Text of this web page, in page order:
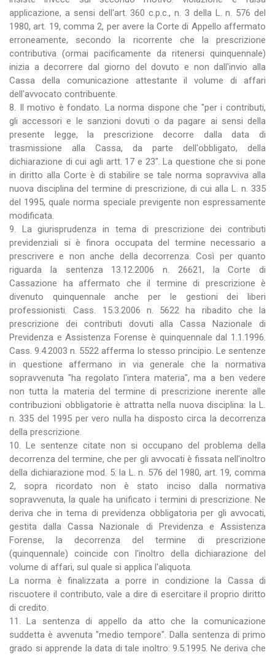
applicazione, a sensi dell'art. 360 c.p.c., n. 3 della L. n. 576 del
1980, art. 19, comma 2, per avere la Corte di Appello affermato
erroneamente, secondo la ricorrente che la prescrizione
contributiva (ormai pacificamente da ritenersi quinquennale)
inizia a decorrere dal giorno del dovuto e non dall'invio alla
Cassa della comunicazione attestante il volume di affari
dell'avvocato contribuente.
8. Il motivo è fondato. La norma dispone che "per i contributi,
gli accessori e le sanzioni dovuti o da pagare ai sensi della
presente legge, la prescrizione decorre dalla data di
trasmissione alla Cassa, da parte dell'obbligato, della
dichiarazione di cui agli artt. 17 e 23". La questione che si pone
in diritto alla Corte è di stabilire se tale norma sopravviva alla
nuova disciplina del termine di prescrizione, di cui alla L. n. 335
del 1995, quale norma speciale previgente non espressamente
modificata.
9. La giurisprudenza in tema di prescrizione dei contributi
previdenziali si è finora occupata del termine necessario a
prescrivere e non anche della decorrenza. Così per quanto
riguarda la sentenza 13.12.2006 n. 26621, la Corte di
Cassazione ha affermato che il termine di prescrizione è
divenuto quinquennale anche per le gestioni dei liberi
professionisti. Cass. 15.3.2006 n. 5622 ha ribadito che la
prescrizione dei contributi dovuti alla Cassa Nazionale di
Previdenza e Assistenza Forense è quinquennale dal 1.1.1996.
Cass. 9.4.2003 n. 5522 afferma lo stesso principio. Le sentenze
in questione affermano in via generale che la normativa
sopravvenuta "ha regolato l'intera materia", ma a ben vedere
non tutta la materia del termine di prescrizione inerente alle
contribuzioni obbligatorie è attratta nella nuova disciplina: la L.
n. 335 del 1995 per vero nulla ha disposto circa la decorrenza
della prescrizione.
10. Le sentenze citate non si occupano del problema della
decorrenza del termine, che per gli avvocati è fissata nell'inoltro
della dichiarazione mod. 5: la L. n. 576 del 1980, art. 19, comma
2, sopra ricordato non è stato inciso dalla normativa
sopravvenuta, la quale ha unificato i termini di prescrizione. Ne
deriva che in tema di previdenza obbligatoria per gli avvocati,
gestita dalla Cassa Nazionale di Previdenza e Assistenza
Forense, la decorrenza del termine di prescrizione
(quinquennale) coincide con l'inoltro della dichiarazione del
volume di affari, sul quale si applica l'aliquota.
La norma è finalizzata a porre in condizione la Cassa di
riscuotere il contributo, vale a dire di esercitare il proprio diritto
di credito.
11. La sentenza di appello da atto che la comunicazione
suddetta è avvenuta "medio tempore". Dalla sentenza di primo
grado si apprende la data di tale inoltro: 9.5.1995. Ne deriva che